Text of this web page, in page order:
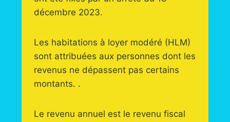
décembre 2023.
Les habitations à loyer modéré (HLM)
sont attribuées aux personnes dont les
revenus ne dépassent pas certains
montants. .
Le revenu annuel est le revenu fiscal